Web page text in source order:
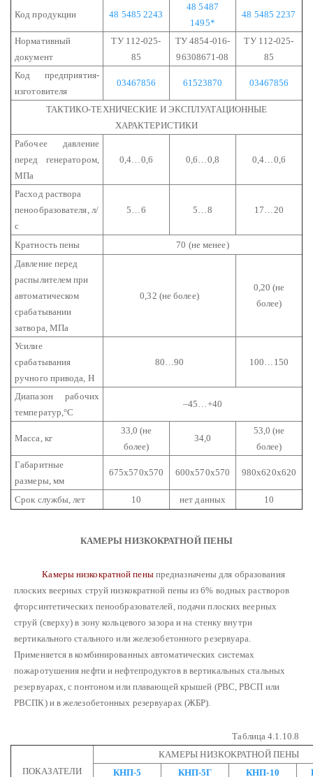
Код продукции 48 5485 2243
48 5487
1495*
48 5485 2237
Нормативный
документ
ТУ 112-025-
85
ТУ 4854-016-
96308671-08
ТУ 112-025-
85
Код предприятия-
изготовителя
03467856 61523870 03467856
ТАКТИКО-ТЕХНИЧЕСКИЕ И ЭКСПЛУАТАЦИОННЫЕ
ХАРАКТЕРИСТИКИ
Рабочее давление
перед генератором,
МПа
0,4…0,6 0,6…0,8 0,4…0,6
Расход раствора
пенообразователя, л/
с
5…6 5…8 17…20
Кратность пены
70 (не менее)
Давление перед
распылителем при
автоматическом
срабатывании
затвора, МПа
0,32 (не более)
0,20 (не
более)
Усилие
срабатывания
ручного привода, Н
80…90 100…150
Диапазон рабочих
температур,°С
–45…+40
Масса, кг
33,0 (не
более)
34,0
53,0 (не
более)
Габаритные
размеры, мм
675х570х570 600х570х570 980х620х620
Срок службы, лет 10 нет данных 10
КАМЕРЫ НИЗКОКРАТНОЙ ПЕНЫ
Камеры низкократной пеныпредназначены для образования
плоских веерных струй низкократной пены из 6% водных растворов
фторсинтетических пенообразователей, подачи плоских веерных
струй (сверху) в зону кольцевого зазора и на стенку внутри
вертикального стального или железобетонного резервуара.
Применяется в комбинированных автоматических системах
пожаротушения нефти и нефтепродуктов в вертикальных стальных
резервуарах, с понтоном или плавающей крышей (РВС, РВСП или
РВСПК) и в железобетонных резервуарах (ЖБР).
Таблица 4.1.10.8
ПОКАЗАТЕЛИ
КАМЕРЫ НИЗКОКРАТНОЙ ПЕНЫ
КНП-5
КНП-5Г КНП-10